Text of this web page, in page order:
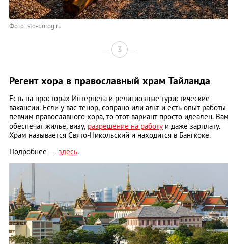
Фото: sto-dorog.ru
3
Регент хора в православный храм Тайланда
Есть на просторах Интернета и религиозные туристические
вакансии. Если у вас тенор, сопрано или альт и есть опыт работы
певчим православного хора, то этот вариант просто идеален.
обеспечат жилье, визу, разрешение на работу и даже зарплату.
Храм называется Свято-Никольский и находится в Бангкоке.
Подробнее — здесь.